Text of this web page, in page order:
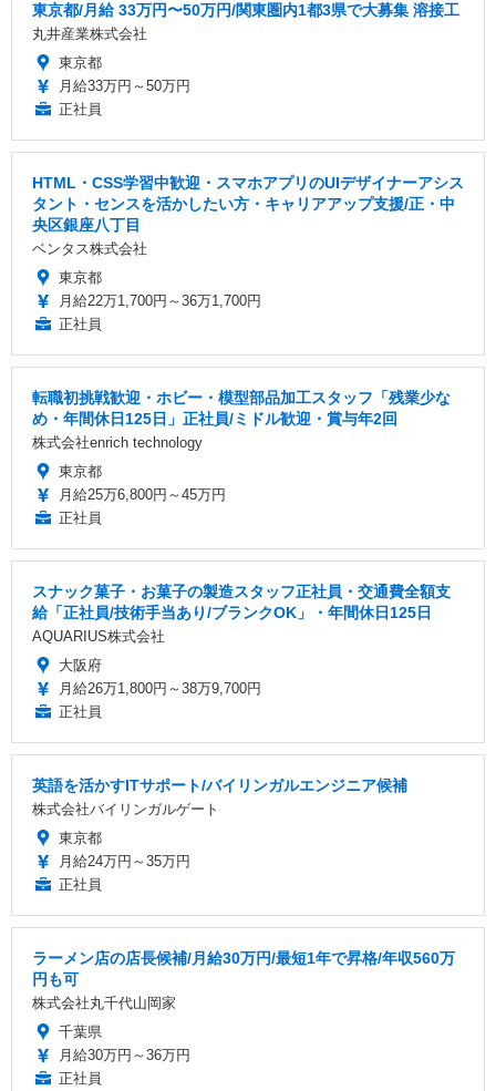
東京都/月給 33万円〜50万円/関東圏内1都3県で大募集 溶接工
丸井産業株式会社
東京都
月給33万円～50万円
正社員
HTML・CSS学習中歓迎・スマホアプリのUIデザイナーアシス
タント・センスを活かしたい方・キャリアアップ支援/正・中
央区銀座八丁目
ベンタス株式会社
東京都
月給22万1,700円～36万1,700円
正社員
転職初挑戦歓迎・ホビー・模型部品加工スタッフ「残業少な
め・年間休日125日」正社員/ミドル歓迎・賞与年2回
株式会社enrich technology
東京都
月給25万6,800円～45万円
正社員
スナック菓子・お菓子の製造スタッフ正社員・交通費全額支
給「正社員/技術手当あり/ブランクOK」・年間休日125日
AQUARIUS株式会社
大阪府
月給26万1,800円～38万9,700円
正社員
英語を活かすITサポート/バイリンガルエンジニア候補
株式会社バイリンガルゲート
東京都
月給24万円～35万円
正社員
ラーメン店の店長候補/月給30万円/最短1年で昇格/年収560万
円も可
株式会社丸千代山岡家
千葉県
月給30万円～36万円
正社員